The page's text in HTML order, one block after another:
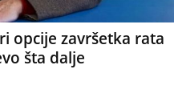
opcije završetka rata
šta dalje